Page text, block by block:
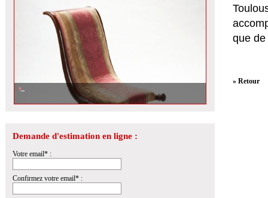
Demande d'estimation en ligne :
Votre email* :
Confirmez votre email* :
que
» Retour